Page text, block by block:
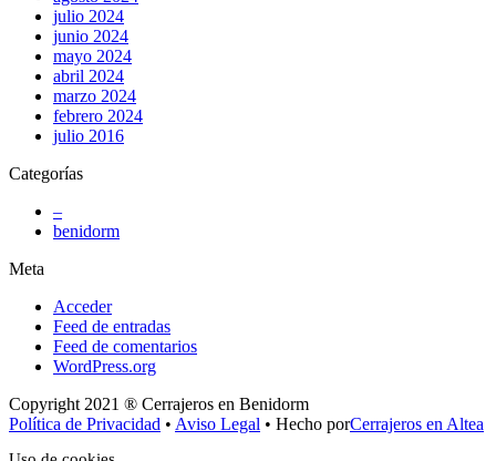
julio 2024
junio 2024
mayo 2024
abril 2024
marzo 2024
febrero 2024
julio 2016
Categorías
–
benidorm
Meta
Acceder
Feed de entradas
Feed de comentarios
WordPress.org
Copyright 2021 ® Cerrajeros en Benidorm
Política de Privacidad • Aviso Legal • Hecho porCerrajeros en Altea